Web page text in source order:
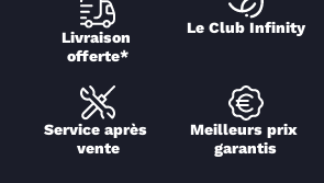
Livraison
offerte*
Le Club Infinity
Service après
vente
Meilleurs prix
garantis